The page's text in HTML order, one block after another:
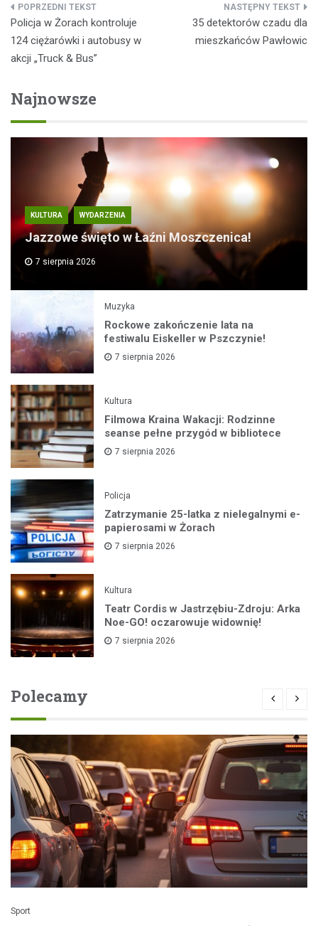
Nawigacja
wpisu
Policja w Żorach kontroluje
124 ciężarówki i autobusy w
akcji „Truck & Bus”
35 detektorów czadu dla
mieszkańców Pawłowic
Najnowsze
KULTURA WYDARZENIA
Jazzowe święto w Łaźni Moszczenica!
7 sierpnia 2026
Muzyka
Rockowe zakończenie lata na
festiwalu Eiskeller w Pszczynie!
7 sierpnia 2026
Kultura
Filmowa Kraina Wakacji: Rodzinne
seanse pełne przygód w bibliotece
7 sierpnia 2026
Policja
Zatrzymanie 25-latka z nielegalnymi e-
papierosami w Żorach
7 sierpnia 2026
Kultura
Teatr Cordis w Jastrzębiu-Zdroju: Arka
Noe-GO! oczarowuje widownię!
7 sierpnia 2026
Polecamy
Sport